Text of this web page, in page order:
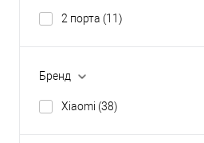
2 порта (11)
Бренд
Xiaomi (38)